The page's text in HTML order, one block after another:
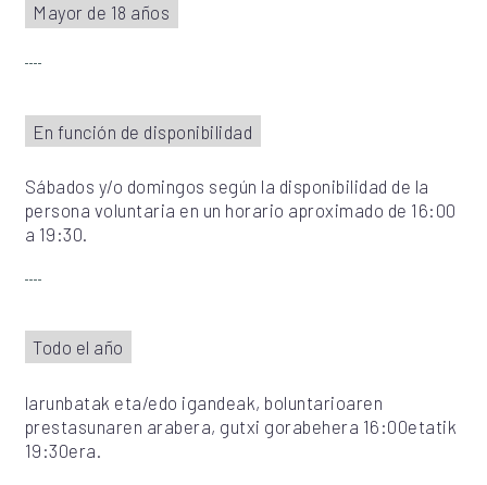
Mayor de 18 años
En función de disponibilidad
Sábados y/o domingos según la disponibilidad de la
persona voluntaria en un horario aproximado de 16:00
a 19:30.
Todo el año
larunbatak eta/edo igandeak, boluntarioaren
prestasunaren arabera, gutxi gorabehera 16:00etatik
19:30era.